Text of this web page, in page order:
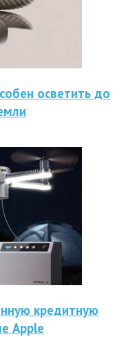
осветить до
кредитную
Apple